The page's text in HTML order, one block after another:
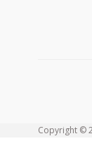
Copyright ©